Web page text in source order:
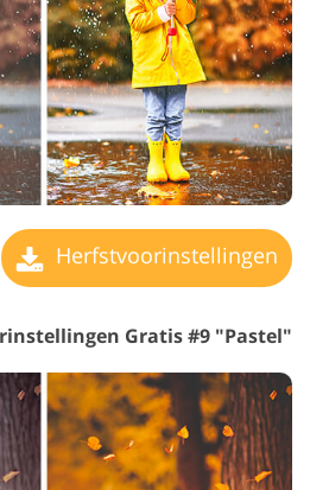
Herfstvoorinstellingen
Gratis #9 "Pastel"